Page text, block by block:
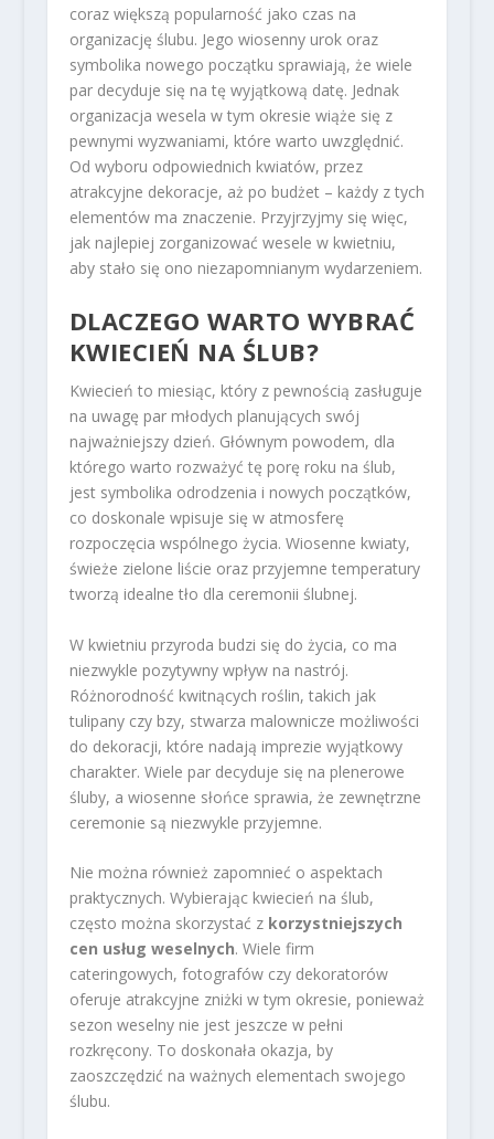
coraz większą popularność jako czas na
organizację ślubu. Jego wiosenny urok oraz
symbolika nowego początku sprawiają, że wiele
par decyduje się na tę wyjątkową datę. Jednak
organizacja wesela w tym okresie wiąże się z
pewnymi wyzwaniami, które warto uwzględnić.
Od wyboru odpowiednich kwiatów, przez
atrakcyjne dekoracje, aż po budżet – każdy z tych
elementów ma znaczenie. Przyjrzyjmy się więc,
jak najlepiej zorganizować wesele w kwietniu,
aby stało się ono niezapomnianym wydarzeniem.
DLACZEGO WARTO WYBRAĆ
KWIECIEŃ NA ŚLUB?
Kwiecień to miesiąc, który z pewnością zasługuje
na uwagę par młodych planujących swój
najważniejszy dzień. Głównym powodem, dla
którego warto rozważyć tę porę roku na ślub,
jest symbolika odrodzenia i nowych początków,
co doskonale wpisuje się w atmosferę
rozpoczęcia wspólnego życia. Wiosenne kwiaty,
świeże zielone liście oraz przyjemne temperatury
tworzą idealne tło dla ceremonii ślubnej.
W kwietniu przyroda budzi się do życia, co ma
niezwykle pozytywny wpływ na nastrój.
Różnorodność kwitnących roślin, takich jak
tulipany czy bzy, stwarza malownicze możliwości
do dekoracji, które nadają imprezie wyjątkowy
charakter. Wiele par decyduje się na plenerowe
śluby, a wiosenne słońce sprawia, że zewnętrzne
ceremonie są niezwykle przyjemne.
Nie można również zapomnieć o aspektach
praktycznych. Wybierając kwiecień na ślub,
często można skorzystać z korzystniejszych
cen usług weselnych. Wiele firm
cateringowych, fotografów czy dekoratorów
oferuje atrakcyjne zniżki w tym okresie, ponieważ
sezon weselny nie jest jeszcze w pełni
rozkręcony. To doskonała okazja, by
zaoszczędzić na ważnych elementach swojego
ślubu.